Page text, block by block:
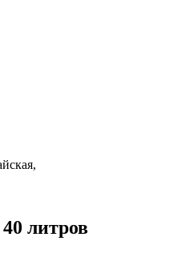
литров